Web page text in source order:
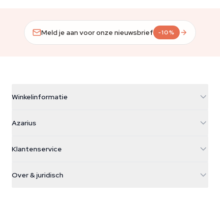
Meld je aan voor onze nieuwsbrief -10%
Winkelinformatie
Galvaniweg 11
Nederland
+31(0)204897914
Azarius
Smokeshop
Klantenservice
Retourbeleid
Over & juridisch